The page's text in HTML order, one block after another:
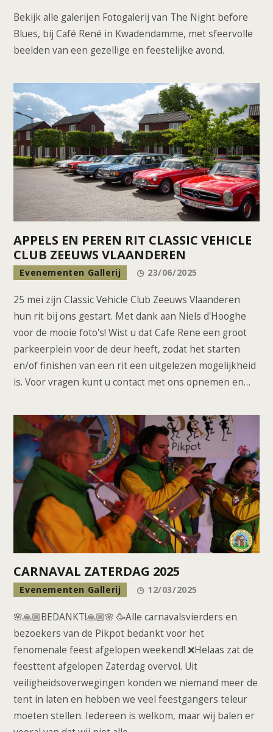
Bekijk alle galerijen Fotogalerij van The Night before
Blues, bij Café René in Kwadendamme, met sfeervolle
beelden van een gezellige en feestelijke avond.
APPELS EN PEREN RIT CLASSIC VEHICLE
CLUB ZEEUWS VLAANDEREN
Evenementen Gallerij 23/06/2025
25 mei zijn Classic Vehicle Club Zeeuws Vlaanderen
hun rit bij ons gestart. Met dank aan Niels d'Hooghe
voor de mooie foto's! Wist u dat Cafe Rene een groot
parkeerplein voor de deur heeft, zodat het starten
en/of finishen van een rit een uitgelezen mogelijkheid
is. Voor vragen kunt u contact met ons opnemen en…
CARNAVAL ZATERDAG 2025
Evenementen Gallerij 12/03/2025
🌸🙏🏼BEDANKT!🙏🏼🌸 🥳Alle carnavalsvierders en
bezoekers van de Pikpot bedankt voor het
fenomenale feest afgelopen weekend! ❌Helaas zat de
feesttent afgelopen Zaterdag overvol. Uit
veiligheidsoverwegingen konden we niemand meer de
tent in laten en hebben we veel feestgangers teleur
moeten stellen. Iedereen is welkom, maar wij balen er